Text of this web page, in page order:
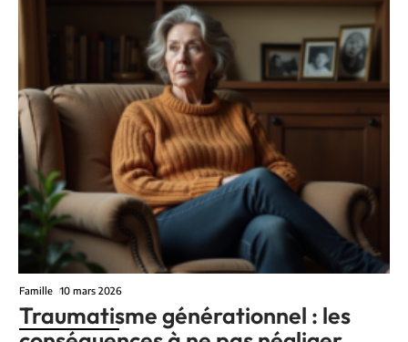
Famille 10 mars 2026
Traumatisme générationnel : les